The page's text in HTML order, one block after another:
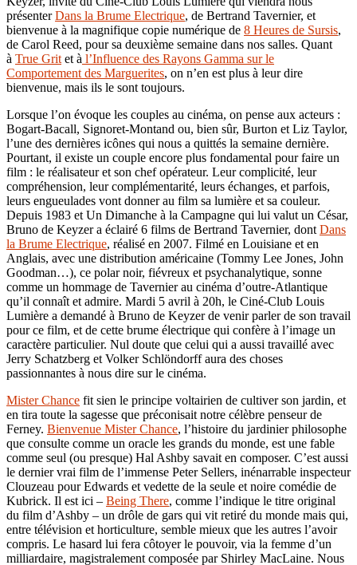
présenterDans la Brume Electrique, de Bertrand Tavernier, et
bienvenue à la magnifique copie numérique de 8 Heures de Sursis,
de Carol Reed, pour sa deuxième semaine dans nos salles. Quant
à True Grit et à l’Influence des Rayons Gamma sur le
Comportement des Marguerites, on n’en est plus à leur dire
bienvenue, mais ils le sont toujours.
Lorsque l’on évoque les couples au cinéma, on pense aux acteurs :
Bogart-Bacall, Signoret-Montand ou, bien sûr, Burton et Liz Taylor,
l’une des dernières icônes qui nous a quittés la semaine dernière.
Pourtant, il existe un couple encore plus fondamental pour faire un
film : le réalisateur et son chef opérateur. Leur complicité, leur
compréhension, leur complémentarité, leurs échanges, et parfois,
leurs engueulades vont donner au film sa lumière et sa couleur.
Depuis 1983 et Un Dimanche à la Campagne qui lui valut un César,
Bruno de Keyzer a éclairé 6 films de Bertrand Tavernier, dont Dans
la Brume Electrique, réalisé en 2007. Filmé en Louisiane et en
Anglais, avec une distribution américaine (Tommy Lee Jones, John
Goodman…), ce polar noir, fiévreux et psychanalytique, sonne
comme un hommage de Tavernier au cinéma d’outre-Atlantique
qu’il connaît et admire. Mardi 5 avril à 20h, le Ciné-Club Louis
Lumière a demandé à Bruno de Keyzer de venir parler de son travail
pour ce film, et de cette brume électrique qui confère à l’image un
caractère particulier. Nul doute que celui qui a aussi travaillé avec
Jerry Schatzberg et Volker Schlöndorff aura des choses
passionnantes à nous dire sur le cinéma.
Mister Chance fit sien le principe voltairien de cultiver son jardin, et
en tira toute la sagesse que préconisait notre célèbre penseur de
Ferney. Bienvenue Mister Chance, l’histoire du jardinier philosophe
que consulte comme un oracle les grands du monde, est une fable
comme seul (ou presque) Hal Ashby savait en composer. C’est aussi
le dernier vrai film de l’immense Peter Sellers, inénarrable inspecteur
Clouzeau pour Edwards et vedette de la seule et noire comédie de
Kubrick. Il est ici – Being There, comme l’indique le titre original
du film d’Ashby – un drôle de gars qui vit retiré du monde mais qui,
entre télévision et horticulture, semble mieux que les autres l’avoir
compris. Le hasard lui fera côtoyer le pouvoir, via la femme d’un
milliardaire, magistralement composée par Shirley MacLaine. Nous